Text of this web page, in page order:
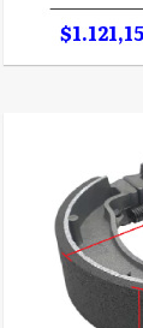
$1.121,15